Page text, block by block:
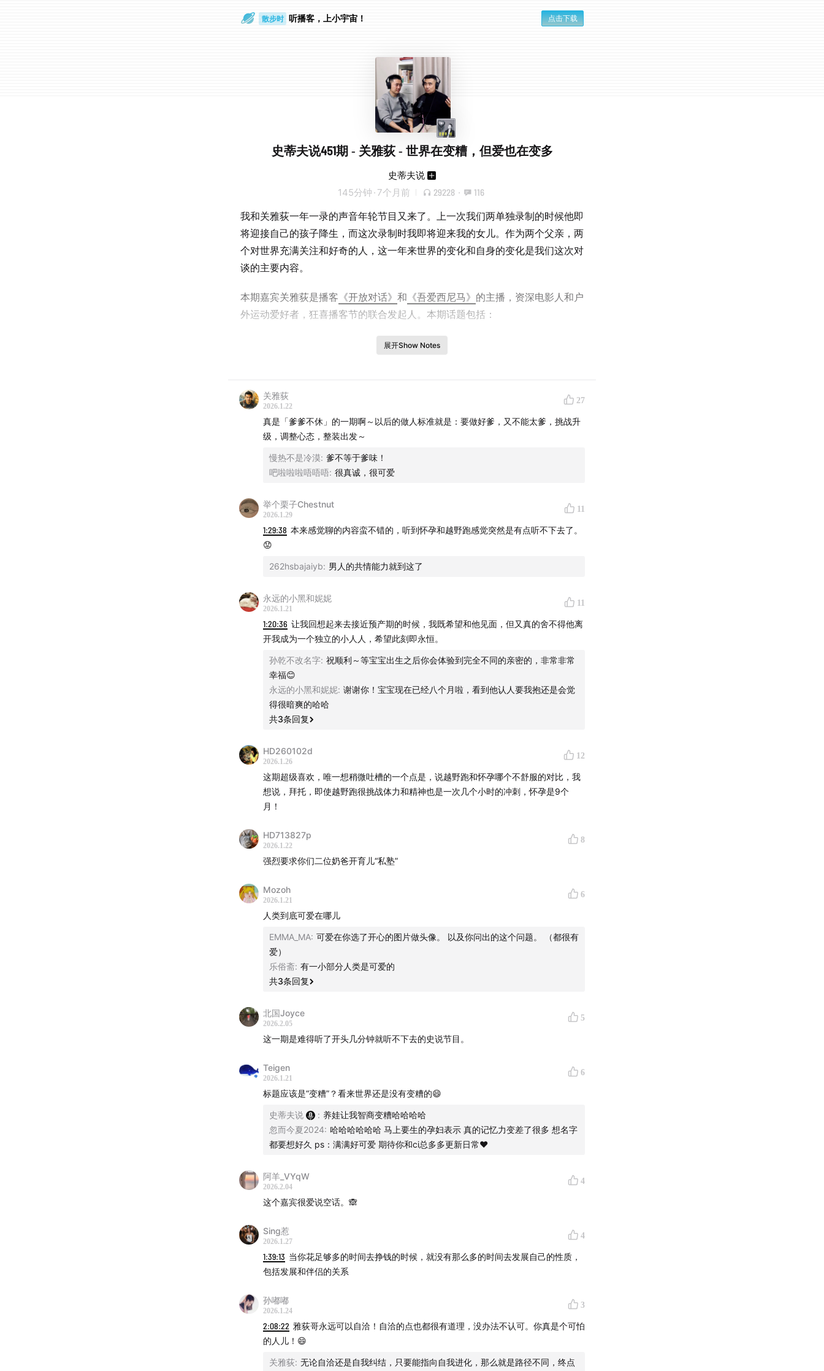
散步时 听播客，上小宇宙！ 点击下载
史蒂夫说451期 - 关雅荻 - 世界在变糟，但爱也在变多
史蒂夫说
145分钟 · 7个月前 29228 · 116
我和关雅荻一年一录的声音年轮节目又来了。上一次我们两单独录制的时候他即
将迎接自己的孩子降生，而这次录制时我即将迎来我的女儿。作为两个父亲，两
个对世界充满关注和好奇的人，这一年来世界的变化和自身的变化是我们这次对
谈的主要内容。
本期嘉宾关雅荻是播客 《开放对话》 和 《吾爱西尼马》 的主播，资深电影人和户
外运动爱好者，狂喜播客节的联合发起人。本期话题包括：
盘点眼前的世界：技术乐观主义在走向动摇
21:04 在AI时代人类中心主义的回归：更多拥抱个人身心感受
过去一年社群的价值被进一步验证
AI时代语言表达和提问能力决定个人世界的边界
62:46 生命的有限性会映射出爱的真谛（传送门：
以父母为中心的育儿理念
103:39生育过程对爸爸的再养育，再学习
亲子关系里安全感是核心目标
为人父母不仅需要更柔软，也需要理智与情感更平衡
本期节目视频版可到B站或Youtube搜索观看。
“史蒂夫说”是创办于2015年的知名泛心理学播客，曾被评为2019苹果最佳播
客，2022年CPA中文播客奖年度成长类播客。这是一个通过深度交流理解人与
世界复杂性，拓展意识边界，提炼个人成长之道的节目，节目形式包括对谈、听
众来信和独白。主播Steve是一位资深心理咨询师和心理科普作家。微博/小红
书/即刻：@史蒂夫说，B站/Youtube：@播客史蒂夫说，公众号：
@sxxsteve，官网：steveshuo.com
展开Show Notes
关雅荻
2026.1.22
27
真是「爹爹不休」的一期啊～以后的做人标准就是：要做好爹，又不能太爹，挑战升
级，调整心态，整装出发～
慢热不是冷漠: 爹不等于爹味！
吧啦啦啦唔唔唔: 很真诚，很可爱
举个栗子Chestnut
2026.1.29
11
1:29:38 本来感觉聊的内容蛮不错的，听到怀孕和越野跑感觉突然是有点听不下去了。
😟
262hsbajaiyb: 男人的共情能力就到这了
永远的小黑和妮妮
2026.1.21
11
1:20:36 让我回想起来去接近预产期的时候，我既希望和他见面，但又真的舍不得他离
开我成为一个独立的小人人，希望此刻即永恒。
孙乾不改名字: 祝顺利～等宝宝出生之后你会体验到完全不同的亲密的，非常非常
幸福😊
永远的小黑和妮妮: 谢谢你！宝宝现在已经八个月啦，看到他认人要我抱还是会觉
得很暗爽的哈哈
共3条回复
HD260102d
2026.1.26
12
这期超级喜欢，唯一想稍微吐槽的一个点是，说越野跑和怀孕哪个不舒服的对比，我
想说，拜托，即使越野跑很挑战体力和精神也是一次几个小时的冲刺，怀孕是9个
月！
HD713827p
2026.1.22
8
强烈要求你们二位奶爸开育儿“私塾”
Mozoh
2026.1.21
6
人类到底可爱在哪儿
EMMA_MA: 可爱在你选了开心的图片做头像。 以及你问出的这个问题。 （都很有
爱）
乐俗斋: 有一小部分人类是可爱的
共3条回复
北国Joyce
2026.2.05
5
这一期是难得听了开头几分钟就听不下去的史说节目。
Teigen
2026.1.21
6
标题应该是“变糟”？看来世界还是没有变糟的😄
史蒂夫说 : 养娃让我智商变糟哈哈哈哈
忽而今夏2024: 哈哈哈哈哈哈 马上要生的孕妇表示 真的记忆力变差了很多 想名字
都要想好久 ps：满满好可爱 期待你和ci总多多更新日常❤️
阿羊_VYqW
2026.2.04
4
这个嘉宾很爱说空话。🙈
Sing惹
2026.1.27
4
1:39:13 当你花足够多的时间去挣钱的时候，就没有那么多的时间去发展自己的性质，
包括发展和伴侣的关系
孙嘟嘟
2026.1.24
3
2:08:22 雅荻哥永远可以自洽！自洽的点也都很有道理，没办法不认可。你真是个可怕
的人儿！😄
关雅荻: 无论自洽还是自我纠结，只要能指向自我进化，那么就是路径不同，终点